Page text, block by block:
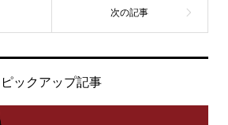
ピックアップ記事